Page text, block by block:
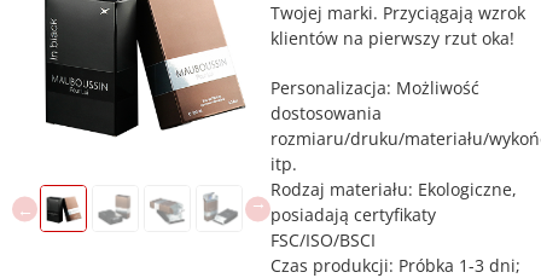
Twojej marki. Przyciągają wzrok
klientów na pierwszy rzut oka!
Personalizacja: Możliwość
dostosowania
rozmiaru/druku/materiału/
itp.
Rodzaj materiału: Ekologiczne,
posiadają certyfikaty
FSC/ISO/BSCI
Czas produkcji: Próbka 1-3 dni;